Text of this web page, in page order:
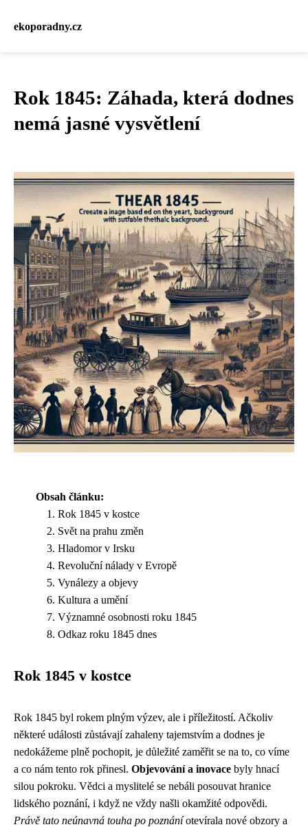
ekoporadny.cz
Rok 1845: Záhada, která dodnes
nemá jasné vysvětlení
Obsah článku:
Rok 1845 v kostce
Svět na prahu změn
Hladomor v Irsku
Revoluční nálady v Evropě
Vynálezy a objevy
Kultura a umění
Významné osobnosti roku 1845
Odkaz roku 1845 dnes
Rok 1845 v kostce
Rok 1845 byl rokem plným výzev, ale i příležitostí. Ačkoliv
některé události zůstávají zahaleny tajemstvím a dodnes je
nedokážeme plně pochopit, je důležité zaměřit se na to, co víme
a co nám tento rok přinesl. Objevování a inovace byly hnací
silou pokroku. Vědci a myslitelé se nebáli posouvat hranice
lidského poznání, i když ne vždy našli okamžité odpovědi.
Právě tato neúnavná touha po poznáníotevírala nové obzory a